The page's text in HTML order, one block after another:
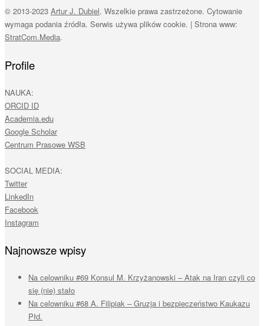
© 2013-2023 Artur J. Dubiel. Wszelkie prawa zastrzeżone. Cytowanie
wymaga podania źródła. Serwis używa plików cookie. | Strona www:
StratCom.Media.
Profile
NAUKA:
ORCID ID
Academia.edu
Google Scholar
Centrum Prasowe WSB
SOCIAL MEDIA:
Twitter
LinkedIn
Facebook
Instagram
Najnowsze wpisy
Na celowniku #69 Konsul M. Krzyżanowski – Atak na Iran czyli co
się (nie) stało
Na celowniku #68 A. Filipiak – Gruzja i bezpieczeństwo Kaukazu
Płd.